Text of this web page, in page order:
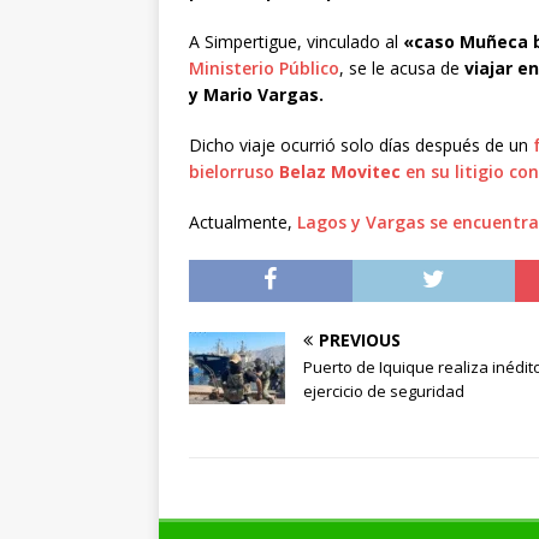
A Simpertigue, vinculado al «caso Muñeca
Ministerio Público, se le acusa de viajar
y Mario Vargas.
Dicho viaje ocurrió solo días después de un
bielorruso Belaz Movitec en su litigio
Actualmente, Lagos y Vargas se
PREVIOUS
Puerto de Iquique realiza
ejercicio de seguridad